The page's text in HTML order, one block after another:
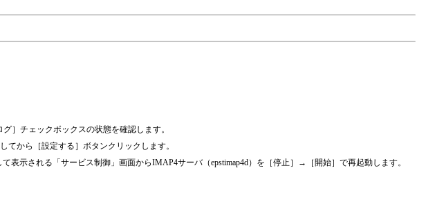
］チェックボックスの状態を確認します。
から［設定する］ボタンクリックします。
示される「サービス制御」画面からIMAP4サーバ（epstimap4d）を［停止］→［開始］で再起動します。